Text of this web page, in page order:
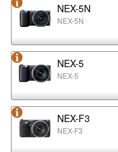
NEX-5N
NEX-5N
NEX-5
NEX-5
NEX-F3
NEX-F3